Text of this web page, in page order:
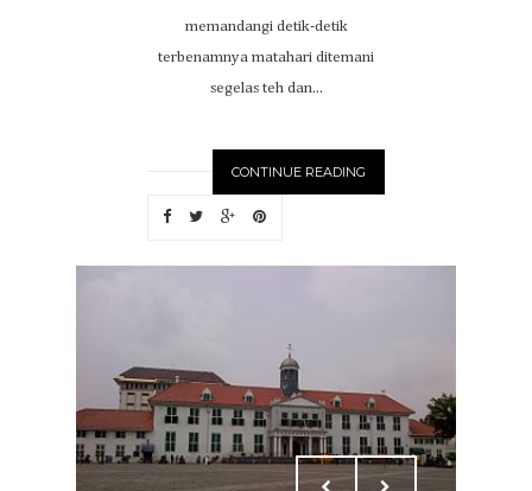
memandangi detik-detik
terbenamnya matahari ditemani
segelas teh dan...
CONTINUE READING